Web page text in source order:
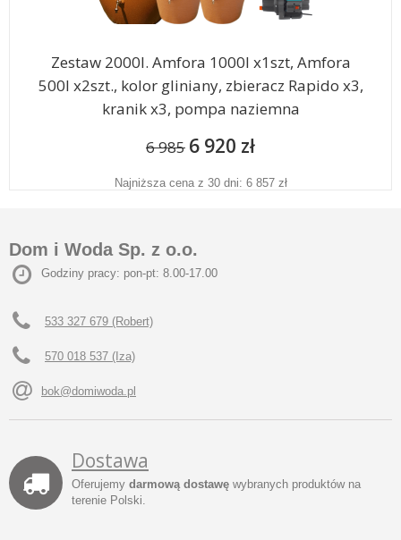
Zestaw 2000l. Amfora 1000l x1szt, Amfora
500l x2szt., kolor gliniany, zbieracz Rapido x3,
kranik x3, pompa naziemna
6 985 6 920 zł
Najniższa cena z 30 dni: 6 857 zł
Dom i Woda Sp. z o.o.
Godziny pracy: pon-pt: 8.00-17.00
533 327 679 (Robert)
570 018 537 (Iza)
bok@domiwoda.pl
Dostawa
Oferujemy darmową dostawę wybranych produktów na
terenie Polski.